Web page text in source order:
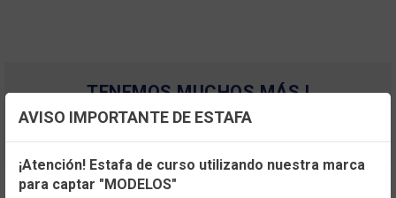
TENEMOS MUCHOS MÁS !
Registrateaquí para poder ver todo el
Configuración de cookies
Utilizamos cookies propias y de terceros, de sesión o
AVISO IMPORTANTE DE ESTAFA
¡Atención! Estafa de curso utilizando nuestra marca
para captar "MODELOS"